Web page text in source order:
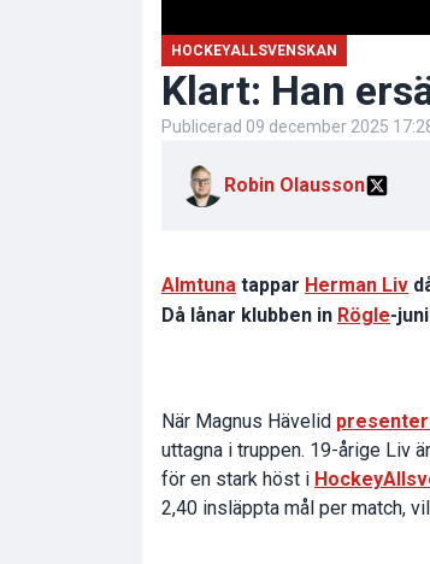
HOCKEYALLSVENSKAN
Klart: Han
Publicerad 09 december 2025
Robin Olausson
Almtuna tappar Herman Liv
Då lånar klubben in Rögle-
När Magnus Hävelid
uttagna i truppen. 19-årige Liv
för en stark höst i
2,40 insläppta mål per match,